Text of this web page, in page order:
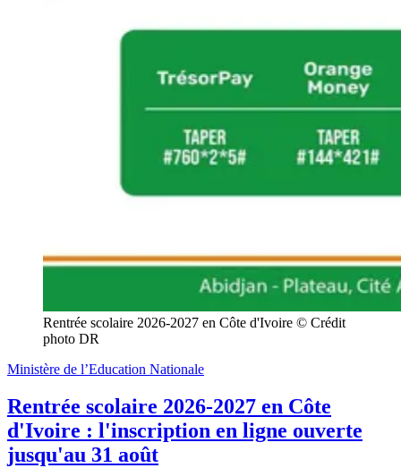
Rentrée scolaire 2026-2027 en Côte d'Ivoire © Crédit
photo DR
Ministère de l’Education Nationale
Rentrée scolaire 2026-2027 en Côte
d'Ivoire : l'inscription en ligne ouverte
jusqu'au 31 août